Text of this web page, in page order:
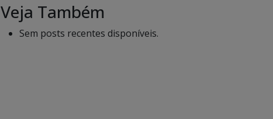
Veja Também
Sem posts recentes disponíveis.